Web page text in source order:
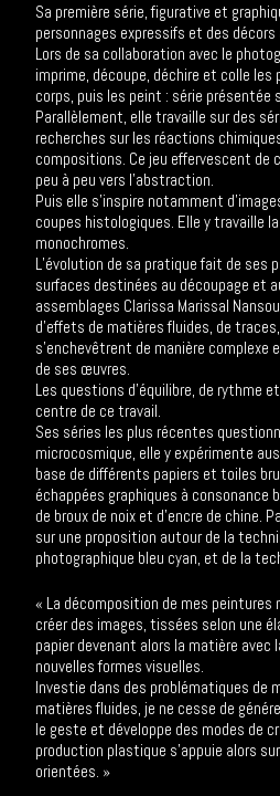
Sa première série, figurative et
personnages expressifs et des décors
Lors de sa collaboration avec le
imprime, découpe, déchire et colle
corps, puis les peint : série présentée
Parallèlement, elle travaille sur des
recherches sur les réactions
compositions. Ce jeu effervescent de
peu à peu vers l’abstraction.
Puis elle s’inspire notamment
coupes histologiques. Elle y travaille
monochromes.
L’évolution de sa pratique fait de ses
surfaces destinées au découpage et
assemblages Clarissa Marissal
d’effets de matières fluides, de
s’enchevêtrent de manière complexe
de ses œuvres.
Les questions d’équilibre, de rythme
centre de ce travail.
Ses séries les plus récentes
microcosmique, elle y expérimente
base de différents papiers et toiles
échappées graphiques à consonance
de broux de noix et d’encre de chine.
sur une proposition autour de la
photographique bleu cyan, et de la
« La décomposition de mes peintures
créer des images, tissées selon une
papier devenant alors la matière avec
nouvelles formes visuelles.
Investie dans des problématiques de
matières fluides, je ne cesse de
le geste et développe des modes de
production plastique s’appuie alors
orientées. »